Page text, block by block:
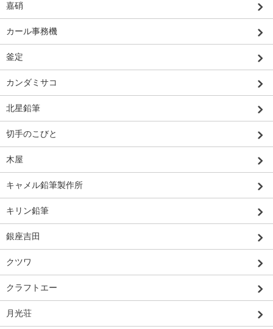
嘉硝
カール事務機
釜定
カンダミサコ
北星鉛筆
切手のこびと
木屋
キャメル鉛筆製作所
キリン鉛筆
銀座吉田
クツワ
クラフトエー
月光荘